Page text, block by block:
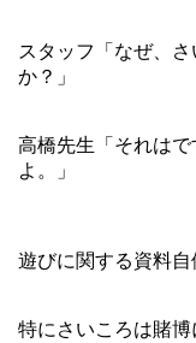
スタッフ「なぜ、
か？」
高橋先生「それは
よ。」
遊びに関する資料自
特にさいころは賭